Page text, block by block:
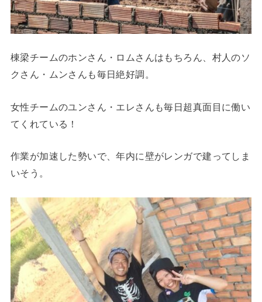
棟梁チームのホンさん・ロムさんはもちろん、村人のソ
クさん・ムンさんも毎日絶好調。
女性チームのユンさん・エレさんも毎日超真面目に働い
てくれている！
作業が加速した勢いで、年内に壁がレンガで建ってしま
いそう。